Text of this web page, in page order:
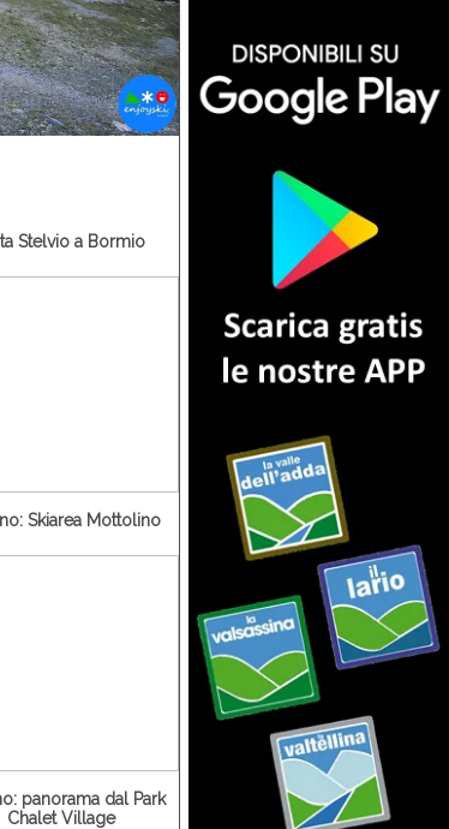
Stelvio a Bormio
Skiarea Mottolino
panorama dal Park
Chalet Village